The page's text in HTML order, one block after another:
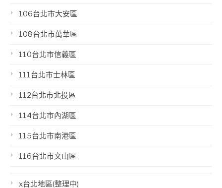
106台北市大安區
108台北市萬華區
110台北市信義區
111台北市士林區
112台北市北投區
114台北市內湖區
115台北市南港區
116台北市文山區
x台北地區(整理中)